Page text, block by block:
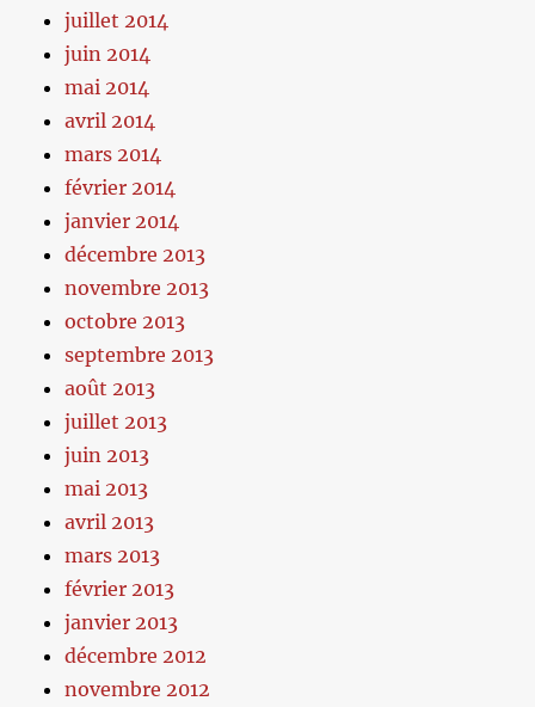
juillet 2014
juin 2014
mai 2014
avril 2014
mars 2014
février 2014
janvier 2014
décembre 2013
novembre 2013
octobre 2013
septembre 2013
août 2013
juillet 2013
juin 2013
mai 2013
avril 2013
mars 2013
février 2013
janvier 2013
décembre 2012
novembre 2012